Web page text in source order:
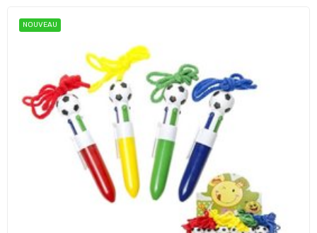
NOUVEAU